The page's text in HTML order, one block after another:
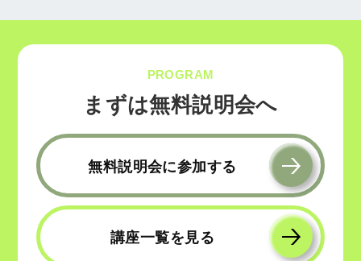
PROGRAM
まずは無料説明会へ
無料説明会に参加する
講座一覧を見る